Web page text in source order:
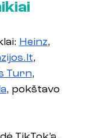
Heinz,
,
Turn,
, pokštavo